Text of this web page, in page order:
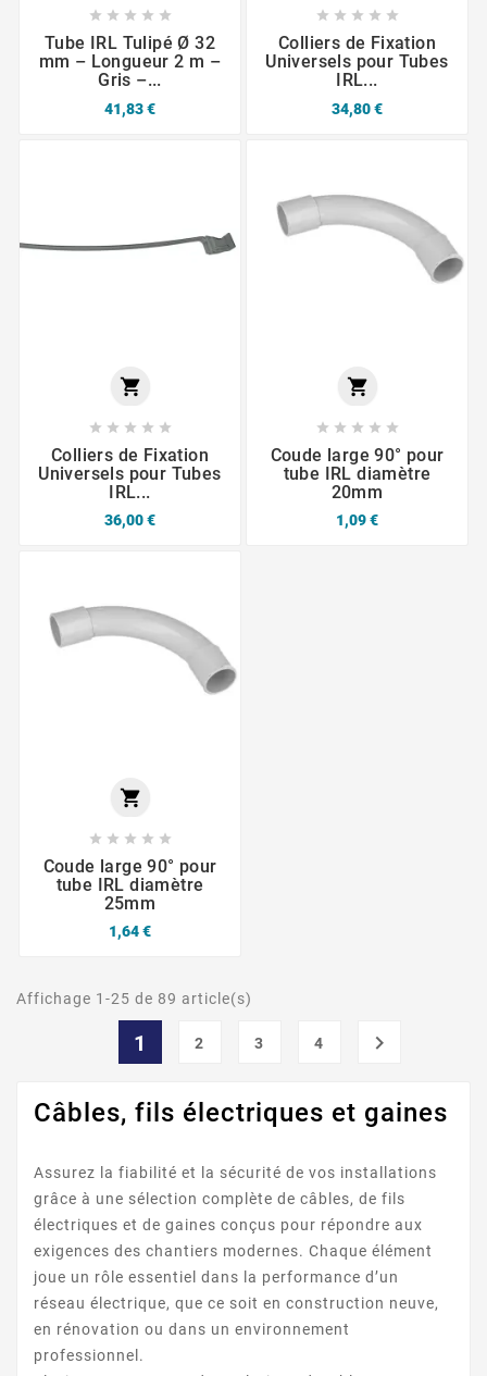
    
Tube IRL Tulipé Ø 32
mm – Longueur 2 m –
Gris –...
41,83 €
    
Colliers de Fixation
Universels pour Tubes
IRL...
34,80 €

    
Colliers de Fixation
Universels pour Tubes
IRL...
36,00 €

    
Coude large 90° pour
tube IRL diamètre
20mm
1,09 €

    
Coude large 90° pour
tube IRL diamètre
25mm
1,64 €
Affichage 1-25 de 89 article(s)
1 2 3 4 
Câbles, fils électriques et gaines
Assurez la fiabilité et la sécurité de vos installations
grâce à une sélection complète de câbles, de fils
électriques et de gaines conçus pour répondre aux
exigences des chantiers modernes. Chaque élément
joue un rôle essentiel dans la performance d’un
réseau électrique, que ce soit en construction neuve,
en rénovation ou dans un environnement
professionnel.